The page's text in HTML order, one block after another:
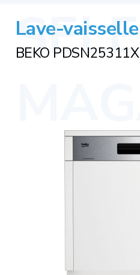
Lave-vaisselle
BEKO PDSN25311X